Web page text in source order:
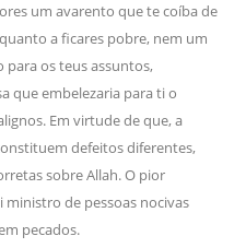
um avarento que te coíba de
a ficares pobre, nem um
para os teus assuntos,
que embelezaria para ti o
Em virtude de que, a
defeitos diferentes,
sobre Allah. O pior
de pessoas nocivas
pecados.